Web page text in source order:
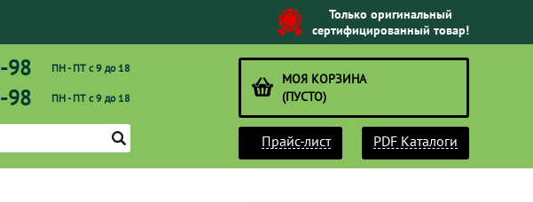
Только оригинальный
сертифицированный товар!
98 ПН - ПТ с 9 до 18
98 ПН - ПТ с 9 до 18
МОЯ КОРЗИНА
(ПУСТО)
Прайс-лист PDF Каталоги